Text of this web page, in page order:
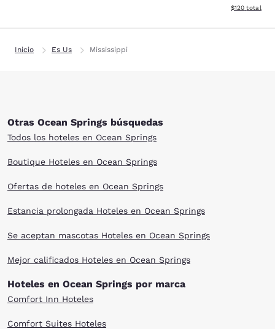
Ver detalles
$120 total
Inicio Es Us Mississippi
Otras Ocean Springs búsquedas
Todos los hoteles en Ocean Springs
Boutique Hoteles en Ocean Springs
Ofertas de hoteles en Ocean Springs
Estancia prolongada Hoteles en Ocean Springs
Se aceptan mascotas Hoteles en Ocean Springs
Mejor calificados Hoteles en Ocean Springs
Hoteles en Ocean Springs por marca
Comfort Inn Hoteles
Comfort Suites Hoteles